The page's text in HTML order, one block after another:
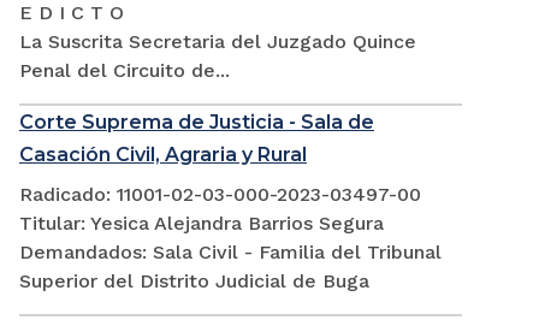
E D I C T O
La Suscrita Secretaria del Juzgado Quince
Penal del Circuito de...
Corte Suprema de Justicia - Sala de
Casación Civil, Agraria y Rural
Radicado: 11001-02-03-000-2023-03497-00
Titular: Yesica Alejandra Barrios Segura
Demandados: Sala Civil - Familia del Tribunal
Superior del Distrito Judicial de Buga